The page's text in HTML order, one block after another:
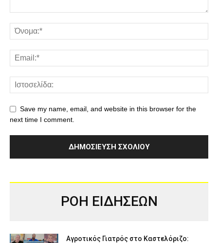
Save my name, email, and website in this browser for the
next time I comment.
ΡΟΗ ΕΙΔΗΣΕΩΝ
Αγροτικός Γιατρός στο Καστελόριζο: